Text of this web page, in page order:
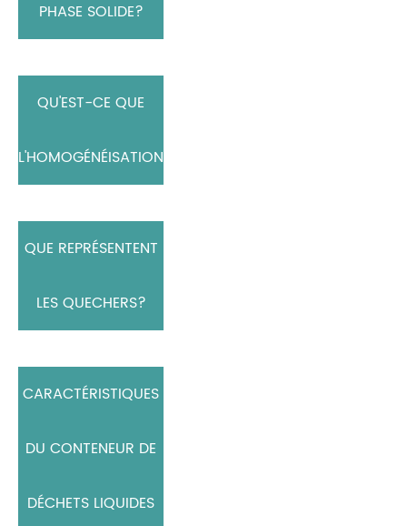
PHASE SOLIDE?
QU'EST-CE QUE
L'HOMOGÉNÉISATION?
QUE REPRÉSENTENT
LES QUECHERS?
CARACTÉRISTIQUES
DU CONTENEUR DE
DÉCHETS LIQUIDES